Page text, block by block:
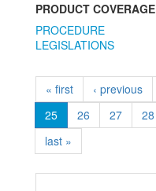
PRODUCT COVERAGE
PROCEDURE
LEGISLATIONS
« first ‹ previous
25
26 27 28
last »